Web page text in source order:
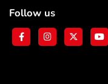
Follow us